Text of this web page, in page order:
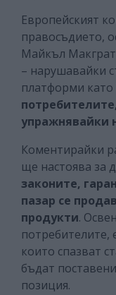
Европейският
правосъдието,
Майкъл
– нарушавайки
платформи като
упражнявайки
Коментирайки
ще настоява за
законите,
пазар се
продукти.
потребителите,
които спазват
бъдат
позиция.